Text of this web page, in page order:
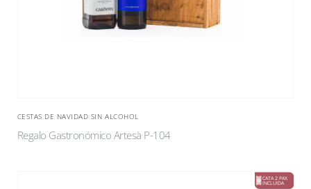
CESTAS DE NAVIDAD SIN ALCOHOL
Regalo Gastronómico Artesà P-104